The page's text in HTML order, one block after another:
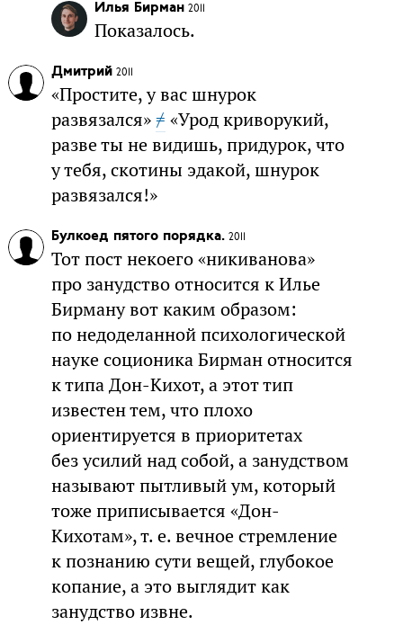
Илья Бирман 2011
Показалось.
Дмитрий 2011
«Простите, у вас шнурок
развязался»≠ «Урод криворукий,
разве ты не видишь, придурок, что
у тебя, скотины эдакой, шнурок
развязался!»
Булкоед пятого порядка. 2011
Тот пост некоего «никиванова»
про занудство относится к Илье
Бирману вот каким образом:
по недоделанной психологической
науке соционика Бирман относится
к типа Дон-Кихот, а этот тип
известен тем, что плохо
ориентируется в приоритетах
без усилий над собой, а занудством
называют пытливый ум, который
тоже приписывается «Дон-
Кихотам», т. е. вечное стремление
к познанию сути вещей, глубокое
копание, а это выглядит как
занудство извне.